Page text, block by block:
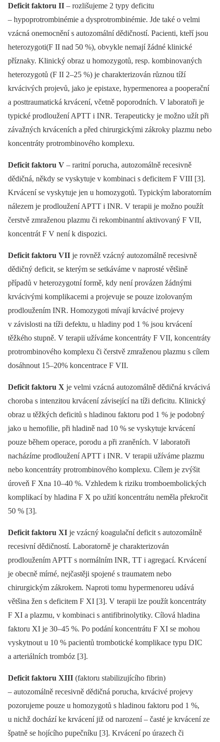
Deficit faktoru II –⁠ rozlišujeme 2 typy deficitu
–⁠ hypoprotrombinémie a dysprotrombinémie. Jde také o velmi
vzácná onemocnění s autozomální dědičností. Pacienti, kteří jsou
heterozygoti(F II nad 50 %), obvykle nemají žádné klinické
příznaky. Klinický obraz u homozygotů, resp. kombinovaných
heterozygotů (F II 2–25 %) je charakterizován různou tíží
krvácivých projevů, jako je epistaxe, hypermenorea a pooperační
a posttraumatická krvácení, včetně poporodních. V laboratoři je
typické prodloužení APTT i INR. Terapeuticky je možno užít při
závažných krváceních a před chirurgickými zákroky plazmu nebo
koncentráty protrombinového komplexu.
Deficit faktoru V –⁠ raritní porucha, autozomálně recesivně
dědičná, někdy se vyskytuje v kombinaci s deficitem F VIII [3].
Krvácení se vyskytuje jen u homozygotů. Typickým laboratorním
nálezem je prodloužení APTT i INR. V terapii je možno použít
čerstvě zmraženou plazmu či rekombinantní aktivovaný F VII,
koncentrát F V není k dispozici.
Deficit faktoru VII je rovněž vzácný autozomálně recesivně
dědičný deficit, se kterým se setkáváme v naprosté většině
případů v heterozygotní formě, kdy není provázen žádnými
krvácivými komplikacemi a projevuje se pouze izolovaným
prodloužením INR. Homozygoti mívají krvácivé projevy
v závislosti na tíži defektu, u hladiny pod 1 % jsou krvácení
těžkého stupně. V terapii užíváme koncentráty F VII, koncentráty
protrombinového komplexu či čerstvě zmraženou plazmu s cílem
dosáhnout 15–20% koncentrace F VII.
Deficit faktoru X je velmi vzácná autozomálně dědičná krvácivá
choroba s intenzitou krvácení závisející na tíži deficitu. Klinický
obraz u těžkých deficitů s hladinou faktoru pod 1 % je podobný
jako u hemofilie, při hladině nad 10 % se vyskytuje krvácení
pouze během operace, porodu a při zraněních. V laboratoři
nacházíme prodloužení APTT i INR. V terapii užíváme plazmu
nebo koncentráty protrombinového komplexu. Cílem je zvýšit
úroveň F Xna 10–40 %. Vzhledem k riziku tromboembolických
komplikací by hladina F X po užití koncentrátu neměla překročit
50 % [3].
Deficit faktoru XI je vzácný koagulační deficit s autozomálně
recesivní dědičností. Laboratorně je charakterizován
prodloužením APTT s normálním INR, TT i agregací. Krvácení
je obecně mírné, nejčastěji spojené s traumatem nebo
chirurgickým zákrokem. Naproti tomu hypermenoreu udává
většina žen s deficitem F XI [3]. V terapii lze použít koncentráty
F XI a plazmu, v kombinaci s antifibrinolytiky. Cílová hladina
faktoru XI je 30–45 %. Po podání koncentrátu F XI se mohou
vyskytnout u 10 % pacientů trombotické komplikace typu DIC
a arteriálních trombóz [3].
Deficit faktoru XIII (faktoru stabilizujícího fibrin)
–⁠ autozomálně recesivně dědičná porucha, krvácivé projevy
pozorujeme pouze u homozygotů s hladinou faktoru pod 1 %,
u nichž dochází ke krvácení již od narození –⁠ časté je krvácení ze
špatně se hojícího pupečníku [3]. Krvácení po úrazech či